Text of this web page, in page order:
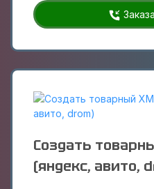
Создать
(яндекс, авито,